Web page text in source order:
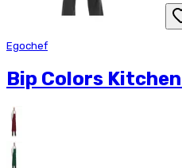
Egochef
Bip Colors